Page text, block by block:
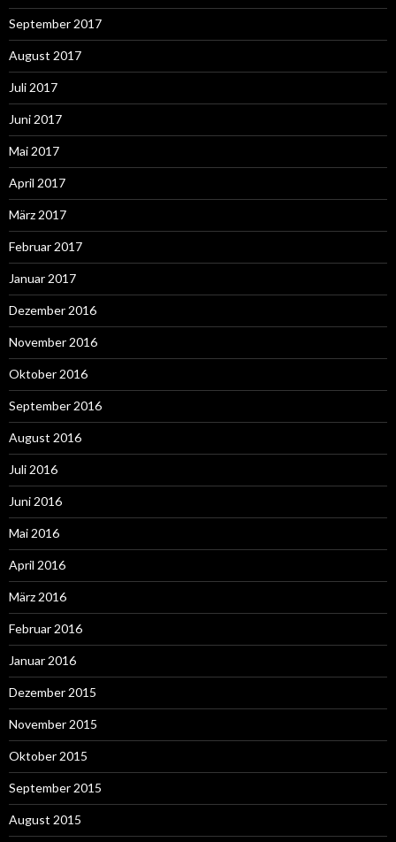
September 2017
August 2017
Juli 2017
Juni 2017
Mai 2017
April 2017
März 2017
Februar 2017
Januar 2017
Dezember 2016
November 2016
Oktober 2016
September 2016
August 2016
Juli 2016
Juni 2016
Mai 2016
April 2016
März 2016
Februar 2016
Januar 2016
Dezember 2015
November 2015
Oktober 2015
September 2015
August 2015